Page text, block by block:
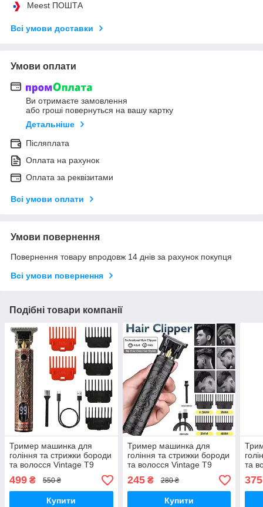
Meest ПОШТА
Всі умови доставки
Умови оплати
Ви отримаєте замовлення
або гроші повернуться на вашу картку
Детальніше
Післяплата
Оплата на рахунок
Оплата за реквізитами
Всі умови оплати
Умови повернення
Повернення товару впродовж 14 днів за рахунок покупця
Всі умови повернення
Подібні товари компанії
Тример машинка для
гоління та стрижки бороди
та волосся Vintage T9
499 ₴ 550 ₴
Купити
Тример машинка для
гоління та стрижки бороди
та волосся Vintage T9
245₴ 280 ₴
Купити
та
375